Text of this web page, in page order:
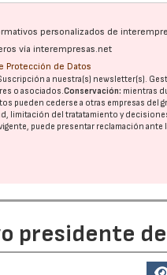
personalizados de
vía interempresas.net
Protección de Datos
a nuestra(s) newsletter(s).
o asociados.Conservación: mientras
pueden cederse a otras empresas del
limitación del tratatamiento y
puede presentar reclamación ante
presidente